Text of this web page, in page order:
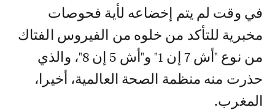
في وقت لم يتم إخضاعه لأية فحوصات
مخبرية للتأكد من خلوه من الفيروس الفتاك
من نوع "أش 7 إن 1" و"أش 5 إن 8"، والذي
حذرت منه منظمة الصحة العالمية، أخيرا،
المغرب.